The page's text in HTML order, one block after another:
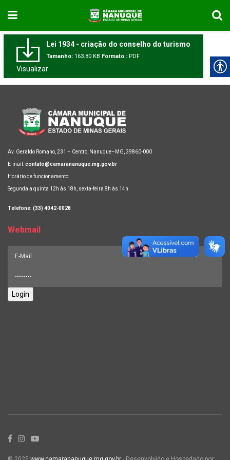
Lei 1934 - criação do conselho do turismo
Tamanho: 163.80 KB Formato : PDF
Visualizar
Av. Geraldo Romano, 231 – Centro, Nanuque–MG, 39860-000
E-mail:contato@camarananuque.mg.gov.br
Horário de funcionamento:
Segunda a quinta 12h às 18h, sexta-feira 8h às 14h
Telefone: (33) 4042-0028
Webmail
Login